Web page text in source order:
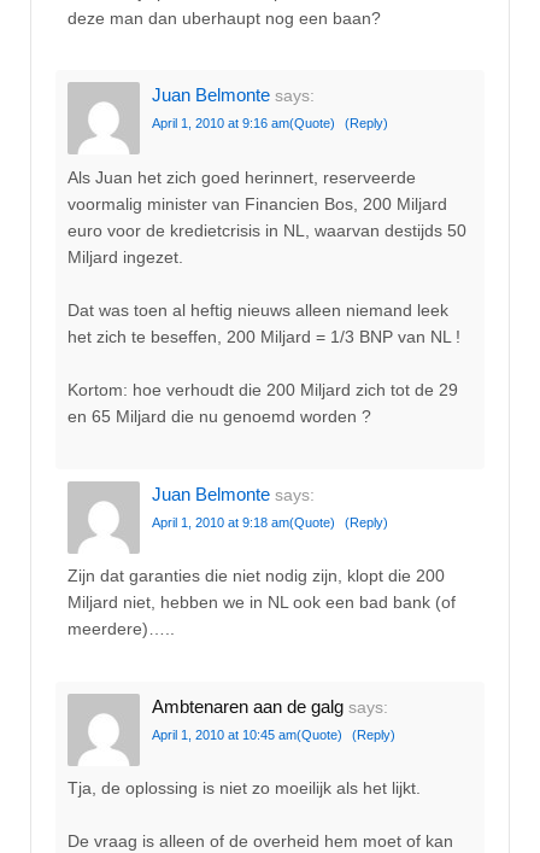
deze man dan uberhaupt nog een baan?
Juan Belmonte says:
April 1, 2010 at 9:16 am(Quote) (Reply)
Als Juan het zich goed herinnert, reserveerde
voormalig minister van Financien Bos, 200 Miljard
euro voor de kredietcrisis in NL, waarvan destijds 50
Miljard ingezet.
Dat was toen al heftig nieuws alleen niemand leek
het zich te beseffen, 200 Miljard = 1/3 BNP van NL !
Kortom: hoe verhoudt die 200 Miljard zich tot de 29
en 65 Miljard die nu genoemd worden ?
Juan Belmonte says:
April 1, 2010 at 9:18 am(Quote) (Reply)
Zijn dat garanties die niet nodig zijn, klopt die 200
Miljard niet, hebben we in NL ook een bad bank (of
meerdere)…..
Ambtenaren aan de galg says:
April 1, 2010 at 10:45 am(Quote) (Reply)
Tja, de oplossing is niet zo moeilijk als het lijkt.
De vraag is alleen of de overheid hem moet of kan